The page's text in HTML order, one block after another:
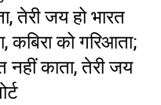
तेरी जय हो भारत
कबिरा को गरिआता;
काता, तेरी जय